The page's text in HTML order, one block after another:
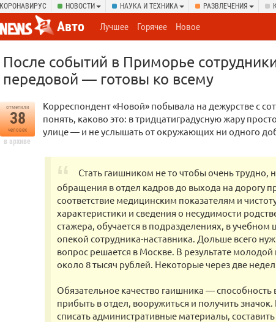
КОРОНАВИРУС НОВОСТИ НАУКА И ТЕХНИКА РАЗВЛЕЧЕНИЯ
Авто Лучшее Горячее Новое
После событий в Приморье
передовой — готовы ко всему
отметили
38
человек
в архиве
Корреспондент «Новой» побывала на дежурстве с
понять, каково это: в тридцатиградусную жару
улице — и не услышать от окружающих ни одного
Стать гаишником не то чтобы очень трудно,
обращения в отдел кадров до выхода на дорогу
соответствие медицинским показателям и
характеристики и сведения о несудимости
стажера, обучается в подразделениях, в учебном
опекой сотрудника-наставника. Дольше всего
вопрос решается в Москве. В результате
около 8 тысяч рублей. Некоторые через две
Обязательное качество гаишника — способность
прибыть в отдел, вооружиться и получить
списать административные материалы,